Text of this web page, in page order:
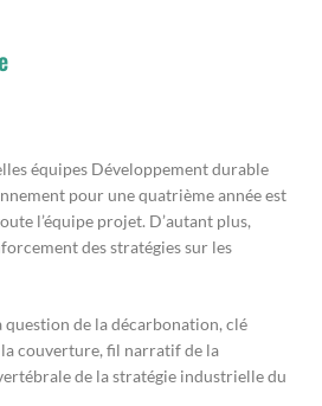
équipes Développement durable
pour une quatrième année est
l’équipe projet. D’autant plus,
des stratégies sur les
de la décarbonation, clé
couverture, fil narratif de la
de la stratégie industrielle du